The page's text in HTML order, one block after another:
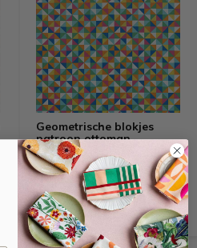
Geometrische blokjes
patroon ottoman
€ 4,95